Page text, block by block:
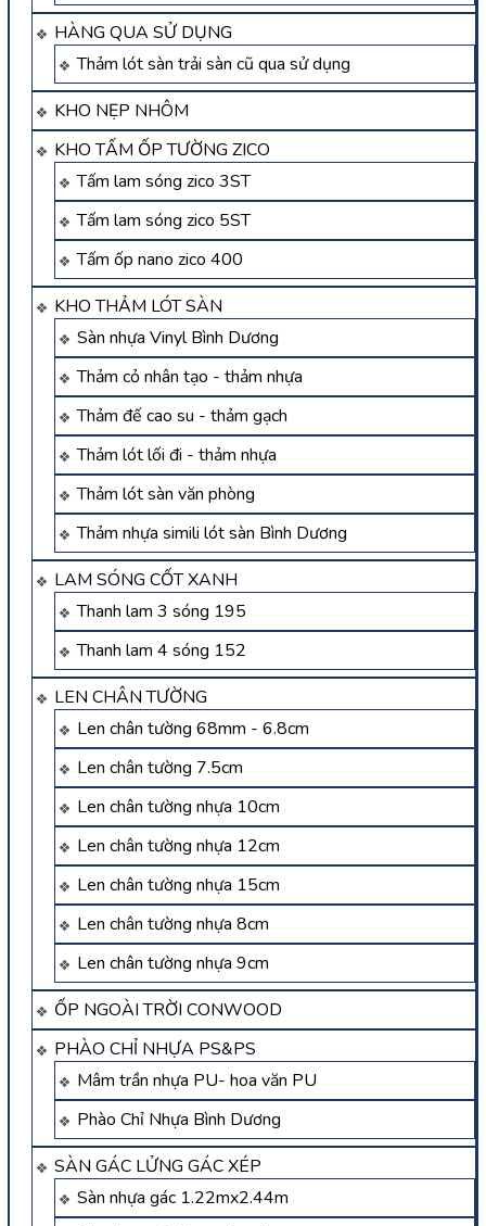
HÀNG QUA SỬ DỤNG
Thảm lót sàn trải sàn cũ qua sử dụng
KHO NẸP NHÔM
KHO TẤM ỐP TƯỜNG ZICO
Tấm lam sóng zico 3ST
Tấm lam sóng zico 5ST
Tấm ốp nano zico 400
KHO THẢM LÓT SÀN
Sàn nhựa Vinyl Bình Dương
Thảm cỏ nhân tạo - thảm nhựa
Thảm đế cao su - thảm gạch
Thảm lót lối đi - thảm nhựa
Thảm lót sàn văn phòng
Thảm nhựa simili lót sàn Bình Dương
LAM SÓNG CỐT XANH
Thanh lam 3 sóng 195
Thanh lam 4 sóng 152
LEN CHÂN TƯỜNG
Len chân tường 68mm - 6.8cm
Len chân tường 7.5cm
Len chân tường nhựa 10cm
Len chân tường nhựa 12cm
Len chân tường nhựa 15cm
Len chân tường nhựa 8cm
Len chân tường nhựa 9cm
ỐP NGOÀI TRỜI CONWOOD
PHÀO CHỈ NHỰA PS&PS
Mâm trần nhựa PU- hoa văn PU
Phào Chỉ Nhựa Bình Dương
SÀN GÁC LỬNG GÁC XÉP
Sàn nhựa gác 1.22mx2.44m